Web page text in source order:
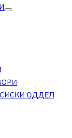
ОДДЕЛ